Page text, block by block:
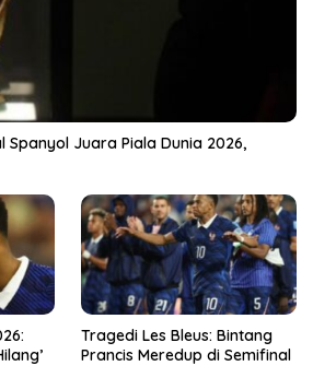
Spanyol Juara Piala Dunia 2026,
Tragedi Les Bleus: Bintang
Prancis Meredup di Semifinal